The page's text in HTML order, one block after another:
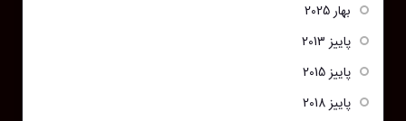
بهار 2025
پاییز 2013
پاییز 2015
پاییز 2018